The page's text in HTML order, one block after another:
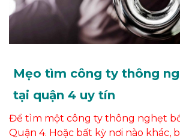
Mẹo tìm công ty thông
tại quận 4 uy tín
Để tìm một công ty thông nghẹt
Quận 4. Hoặc bất kỳ nơi nào khác,